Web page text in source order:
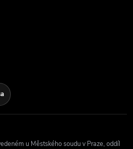
u Městského soudu v Praze, oddíl